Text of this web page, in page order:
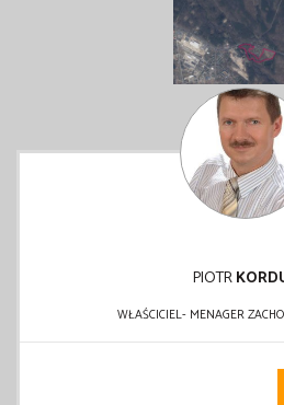
PIOTR
WŁAŚCICIEL- MENAGER